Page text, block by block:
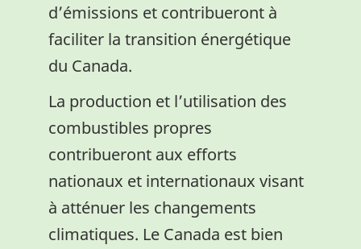
d’émissions et contribueront à
faciliter la transition énergétique
du Canada.
La production et l’utilisation des
combustibles propres
contribueront aux efforts
nationaux et internationaux visant
à atténuer les changements
climatiques. Le Canada est bien